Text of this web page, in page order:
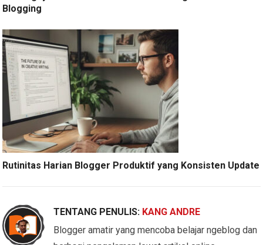
Blogging
Rutinitas Harian Blogger Produktif yang Konsisten Update
TENTANG PENULIS: KANG ANDRE
Blogger amatir yang mencoba belajar ngeblog dan